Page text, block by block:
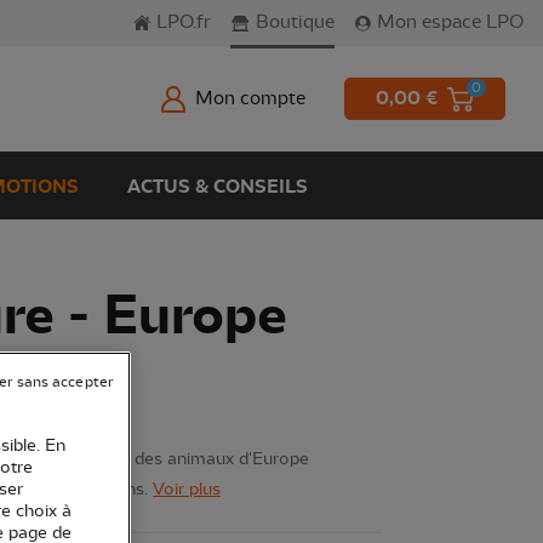
LPO.fr Boutique Mon espace LPO
Mon compte 0,00 € 0
ACTUS & CONSEILS
- Europe
à la découverte des animaux d'Europe
à partir de 7 ans. Voir plus
En
choix à
page de
sans accepter